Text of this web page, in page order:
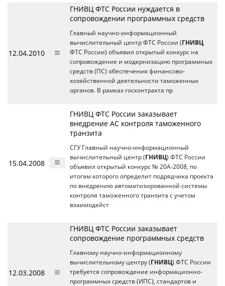
12.04.2010
ГНИВЦ ФТС России нуждается в
сопровождении программных средств
Главный научно-информационный
вычислительный центр ФТС России (ГНИВЦ
ФТС России) объявил открытый конкурс на
сопровождение и модернизацию программных
средств (ПС) обеспечения финансово-
хозяйственной деятельности таможенных
органов. В рамках госконтракта пр
15.04.2008
ГНИВЦ ФТС России заказывает
внедрение АС контроля таможенного
транзита
СГУ Главный научно-информационный
вычислительный центр (ГНИВЦ) ФТС России
объявил открытый конкурс № 20А-2008, по
итогам которого определит подрядчика проекта
по внедрению автоматизированной системы
контроля таможенного транзита с учетом
взаимодейст
12.03.2008
ГНИВЦ ФТС России заказывает
сопровождение программных средств
Главному научно-информационному
вычислительному центру (ГНИВЦ) ФТС России
требуется сопровождение информационно-
программных средств (ИПС), стандартов и